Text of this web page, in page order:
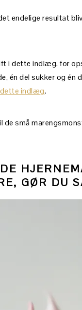
endelige resultat
i dette indlæg, for
én del sukker og én
indlæg.
små
GØR DU